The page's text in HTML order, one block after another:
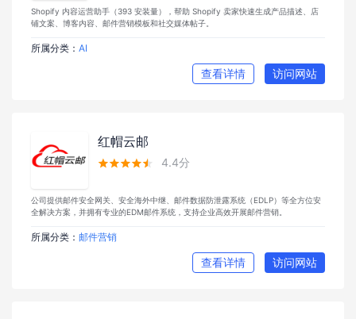
Shopify 内容运营助手（393 安装量），帮助 Shopify 卖家快速生成产品描述、店
铺文案、博客内容、邮件营销模板和社交媒体帖子。
所属分类： AI
查看详情 访问网站
红帽云邮
 4.4分
公司提供邮件安全网关、安全海外中继、邮件数据防泄露系统（EDLP）等全方位安
全解决方案，并拥有专业的EDM邮件系统，支持企业高效开展邮件营销。
所属分类： 邮件营销
查看详情 访问网站